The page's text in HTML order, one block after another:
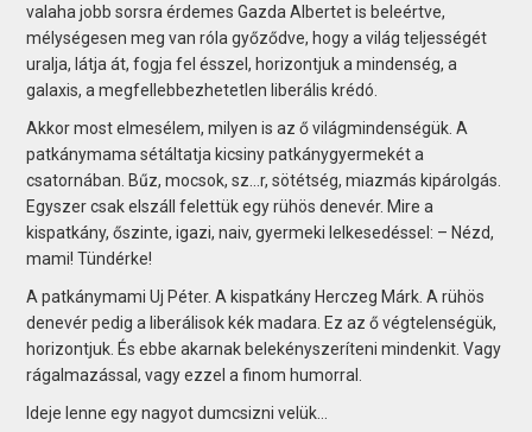
valaha jobb sorsra érdemes Gazda Albertet is beleértve,
mélységesen meg van róla győződve, hogy a világ teljességét
uralja, látja át, fogja fel ésszel, horizontjuk a mindenség, a
galaxis, a megfellebbezhetetlen liberális krédó.
Akkor most elmesélem, milyen is az ő világmindenségük. A
patkánymama sétáltatja kicsiny patkánygyermekét a
csatornában. Bűz, mocsok, sz…r, sötétség, miazmás kipárolgás.
Egyszer csak elszáll felettük egy rühös denevér. Mire a
kispatkány, őszinte, igazi, naiv, gyermeki lelkesedéssel: – Nézd,
mami! Tündérke!
A patkánymami Uj Péter. A kispatkány Herczeg Márk. A rühös
denevér pedig a liberálisok kék madara. Ez az ő végtelenségük,
horizontjuk. És ebbe akarnak belekényszeríteni mindenkit. Vagy
rágalmazással, vagy ezzel a finom humorral.
Ideje lenne egy nagyot dumcsizni velük…